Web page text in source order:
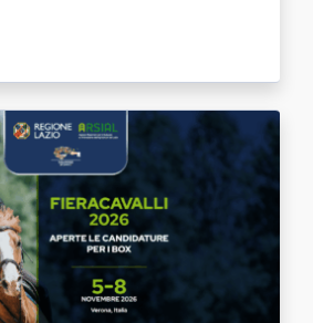
LAZIO E ARSIAL HANNO